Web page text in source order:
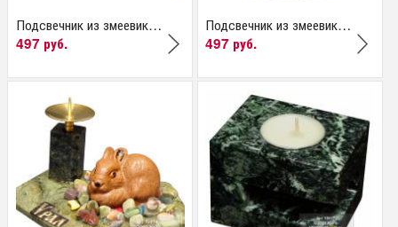
Подсвечник из змеевика...
497 руб.
Подсвечник из змеевика...
497 руб.